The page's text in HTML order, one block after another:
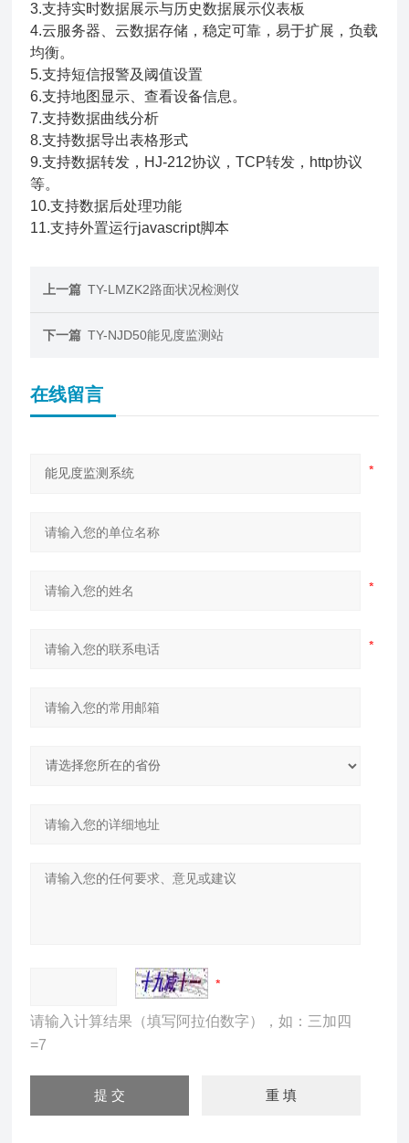
3.支持实时数据展示与历史数据展示仪表板
4.云服务器、云数据存储，稳定可靠，易于扩展，负载
均衡。
5.支持短信报警及阈值设置
6.支持地图显示、查看设备信息。
7.支持数据曲线分析
8.支持数据导出表格形式
9.支持数据转发，HJ-212协议，TCP转发，http协议
等。
10.支持数据后处理功能
11.支持外置运行javascript脚本
上一篇 TY-LMZK2路面状况检测仪
下一篇 TY-NJD50能见度监测站
在线留言
请输入计算结果（填写阿拉伯数字），如：三加四
=7